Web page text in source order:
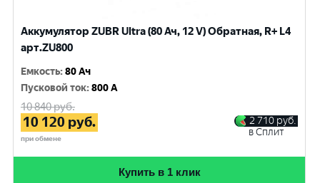
Аккумулятор ZUBR Ultra (80 Ач, 12 V) Обратная, R+ L4
арт.ZU800
Емкость:80 Ач
Пусковой ток:800 A
10 840руб.
10 120 руб.
при обмене
2 710 руб.
в Сплит
Купить в 1 клик